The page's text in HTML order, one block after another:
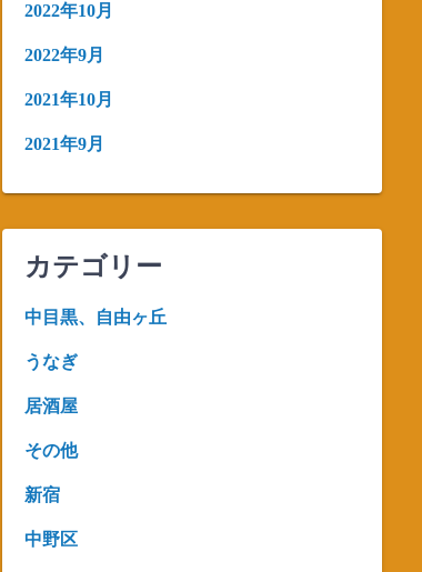
2022年10月
2022年9月
2021年10月
2021年9月
カテゴリー
中目黒、自由ヶ丘
うなぎ
居酒屋
その他
新宿
中野区